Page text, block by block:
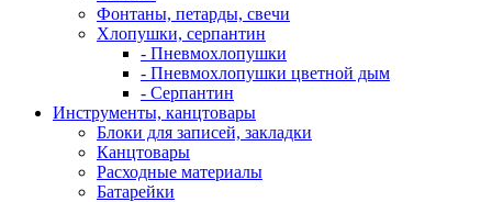
Фонтаны, петарды, свечи
Хлопушки, серпантин
- Пневмохлопушки
- Пневмохлопушки цветной дым
- Серпантин
Инструменты, канцтовары
Блоки для записей, закладки
Канцтовары
Расходные материалы
Батарейки